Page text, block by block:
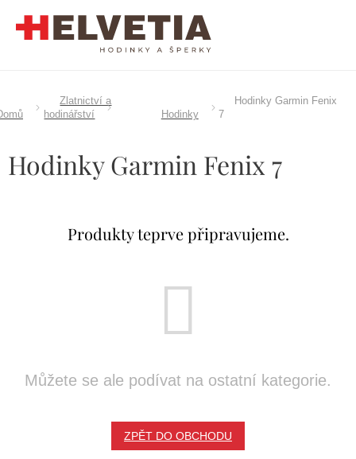
Zlatnictví a
hodinářství
Hodinky
Hodinky Garmin Fenix
7
Hodinky Garmin Fenix 7
Produkty teprve připravujeme.
Můžete se ale podívat na ostatní kategorie.
ZPĚT DO OBCHODU